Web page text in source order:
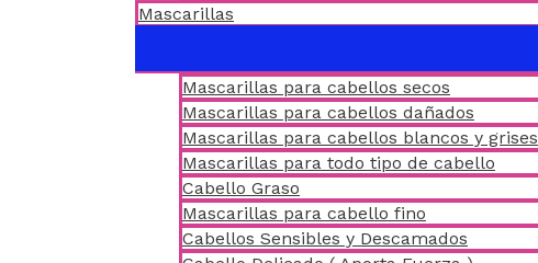
Mascarillas
Mascarillas para cabellos secos
Mascarillas para cabellos dañados
Mascarillas para cabellos blancos y grises
Mascarillas para todo tipo de cabello
Cabello Graso
Mascarillas para cabello fino
Cabellos Sensibles y Descamados